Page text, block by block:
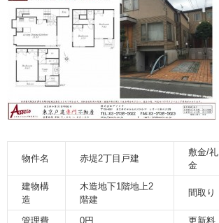
物件名 赤堤2丁目戸建
敷金/礼
金
建物構
造
木造地下1階地上2
階建
間取り
管理費 0円 更新料